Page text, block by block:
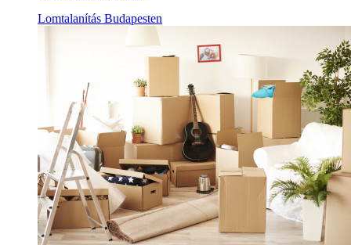
Lomtalanítás Budapesten